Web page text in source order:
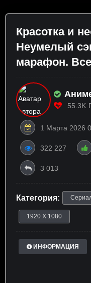
Красотка и
Неумелый
марафон.
55.3K
1 Марта 2026
322 227
3 013
Категория:
1920 X 1080
ИНФОРМАЦИЯ